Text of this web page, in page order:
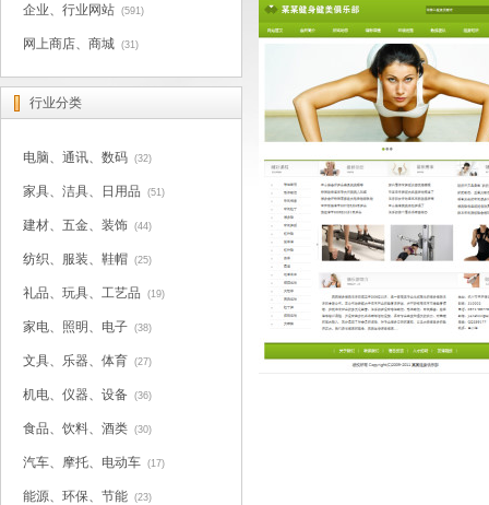
行业分类
电脑、通讯、数码 (32)
家具、洁具、日用品 (51)
建材、五金、装饰 (44)
纺织、服装、鞋帽 (25)
礼品、玩具、工艺品 (19)
家电、照明、电子 (38)
文具、乐器、体育 (27)
机电、仪器、设备 (36)
食品、饮料、酒类 (30)
汽车、摩托、电动车 (17)
能源、环保、节能 (23)
企业、行业网站 (591)
网上商店、商城 (31)